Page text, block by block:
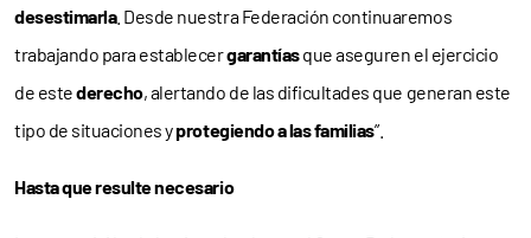
desestimarla. Desde nuestra Federación continuaremos
trabajando para establecergarantíasque aseguren el ejercicio
de estederecho, alertando de las dificultades que generan este
tipo de situaciones yprotegiendo a las familias”.
Hasta que resulte necesario